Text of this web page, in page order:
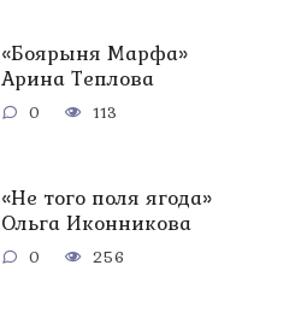
«Боярыня Марфа»
Арина Теплова
0 113
«Не того поля ягода»
Ольга Иконникова
0 256